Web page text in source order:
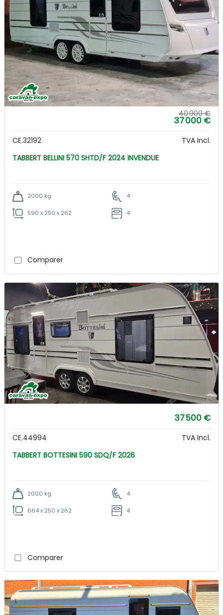
40 900 €
37 000 €
CE.32192
TVA Incl.
TABBERT BELLINI 570 SHTD/F 2024 INVENDUE
2000 kg 4
590 x 250 x 262 4
Comparer
37 500 €
CE.44994
TVA Incl.
TABBERT BOTTESINI 590 SDQ/F 2026
2000 kg 4
664 x 250 x 262 4
Comparer